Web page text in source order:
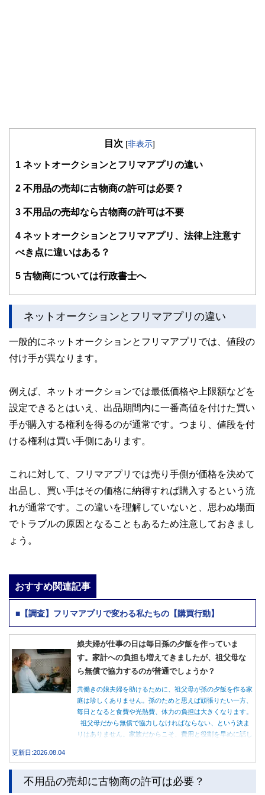
目次 [非表示]
1 ネットオークションとフリマアプリの違い
2 不用品の売却に古物商の許可は必要？
3 不用品の売却なら古物商の許可は不要
4 ネットオークションとフリマアプリ、法律上注意す
べき点に違いはある？
5 古物商については行政書士へ
ネットオークションとフリマアプリの違い
一般的にネットオークションとフリマアプリでは、値段の
付け手が異なります。
例えば、ネットオークションでは最低価格や上限額などを
設定できるとはいえ、出品期間内に一番高値を付けた買い
手が購入する権利を得るのが通常です。つまり、値段を付
ける権利は買い手側にあります。
これに対して、フリマアプリでは売り手側が価格を決めて
出品し、買い手はその価格に納得すれば購入するという流
れが通常です。この違いを理解していないと、思わぬ場面
でトラブルの原因となることもあるため注意しておきまし
ょう。
おすすめ関連記事
■【調査】フリマアプリで変わる私たちの【購買行動】
娘夫婦が仕事の日は毎日孫の夕飯を作っていま
す。家計への負担も増えてきましたが、祖父母な
ら無償で協力するのが普通でしょうか？
共働きの娘夫婦を助けるために、祖父母が孫の夕飯を作る家
庭は珍しくありません。孫のためと思えば頑張りたい一方、
毎日となると食費や光熱費、体力の負担は大きくなります。
祖父母だから無償で協力しなければならない、という決ま
りはありません。家族だからこそ、費用と役割を早めに話し
更新日:2026.08.04
不用品の売却に古物商の許可は必要？